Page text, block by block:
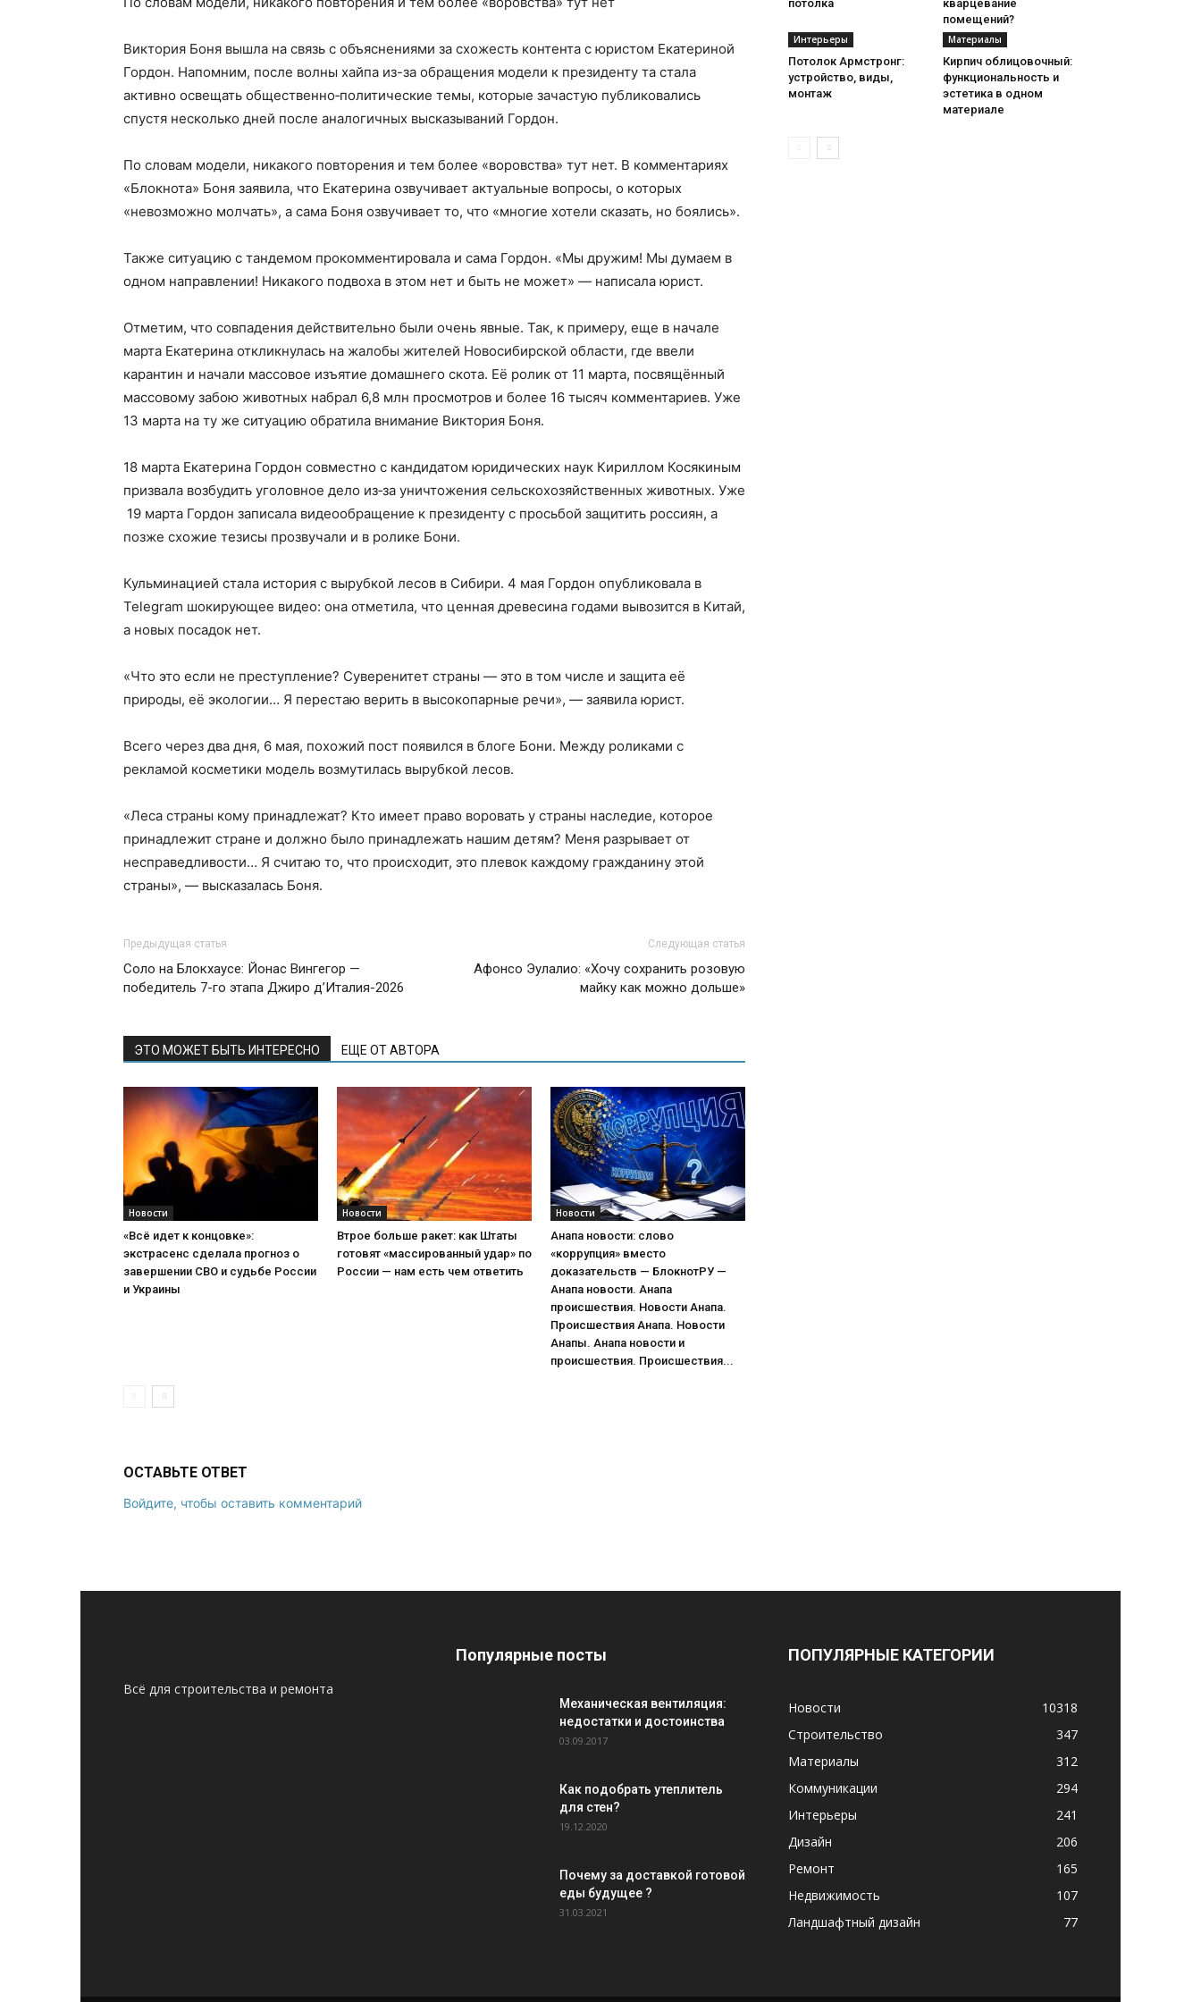
Виктория Боня вышла на связь с объяснениями за схожесть контента с юристом Екатериной
Гордон. Напомним, после волны хайпа из-за обращения модели к президенту та стала
активно освещать общественно‑политические темы, которые зачастую публиковались
спустя несколько дней после аналогичных высказываний Гордон.
По словам модели, никакого повторения и тем более «воровства» тут нет. В комментариях
«Блокнота» Боня заявила, что Екатерина озвучивает актуальные вопросы, о которых
«невозможно молчать», а сама Боня озвучивает то, что «многие хотели сказать, но боялись».
Также ситуацию с тандемом прокомментировала и сама Гордон. «Мы дружим! Мы думаем в
одном направлении! Никакого подвоха в этом нет и быть не может» — написала юрист.
Отметим, что совпадения действительно были очень явные. Так, к примеру, еще в начале
марта Екатерина откликнулась на жалобы жителей Новосибирской области, где ввели
карантин и начали массовое изъятие домашнего скота. Её ролик от 11 марта, посвящённый
массовому забою животных набрал 6,8 млн просмотров и более 16 тысяч комментариев. Уже
13 марта на ту же ситуацию обратила внимание Виктория Боня.
18 марта Екатерина Гордон совместно с кандидатом юридических наук Кириллом Косякиным
призвала возбудить уголовное дело из‑за уничтожения сельскохозяйственных животных. Уже
19 марта Гордон записала видеообращение к президенту с просьбой защитить россиян, а
позже схожие тезисы прозвучали и в ролике Бони.
Кульминацией стала история с вырубкой лесов в Сибири. 4 мая Гордон опубликовала в
Telegram шокирующее видео: она отметила, что ценная древесина годами вывозится в Китай,
а новых посадок нет.
«Что это если не преступление? Суверенитет страны — это в том числе и защита её
природы, её экологии… Я перестаю верить в высокопарные речи», — заявила юрист.
Всего через два дня, 6 мая, похожий пост появился в блоге Бони. Между роликами с
рекламой косметики модель возмутилась вырубкой лесов.
«Леса страны кому принадлежат? Кто имеет право воровать у страны наследие, которое
принадлежит стране и должно было принадлежать нашим детям? Меня разрывает от
несправедливости… Я считаю то, что происходит, это плевок каждому гражданину этой
страны», — высказалась Боня.
Предыдущая статья
Соло на Блокхаусе: Йонас Вингегор —
победитель 7-го этапа Джиро д’Италия-2026
Следующая статья
Афонсо Эулалио: «Хочу сохранить розовую
майку как можно дольше»
ЭТО МОЖЕТ БЫТЬ ИНТЕРЕСНО ЕЩЕ ОТ АВТОРА
Новости
«Всё идет к концовке»:
экстрасенс сделала прогноз о
завершении СВО и судьбе России
и Украины
Новости
Втрое больше ракет: как Штаты
готовят «массированный удар» по
России — нам есть чем ответить
Новости
Анапа новости: слово
«коррупция» вместо
доказательств — БлокнотРУ —
Анапа новости. Анапа
происшествия. Новости Анапа.
Происшествия Анапа. Новости
Анапы. Анапа новости и
происшествия. Происшествия...
ОСТАВЬТЕ ОТВЕТ
Войдите, чтобы оставить комментарий
потолка
кварцевание
помещений?
Интерьеры
Потолок Армстронг:
устройство, виды,
монтаж
Материалы
Кирпич облицовочный:
функциональность и
эстетика в одном
материале
Всё для строительства и ремонта
Популярные посты
Механическая вентиляция:
недостатки и достоинства
03.09.2017
Как подобрать утеплитель
для стен?
19.12.2020
Почему за доставкой готовой
еды будущее ?
31.03.2021
ПОПУЛЯРНЫЕ КАТЕГОРИИ
Новости
10318
Строительство
347
Материалы
312
Коммуникации
294
Интерьеры
241
Дизайн
206
Ремонт
165
Недвижимость
107
Ландшафтный дизайн
77